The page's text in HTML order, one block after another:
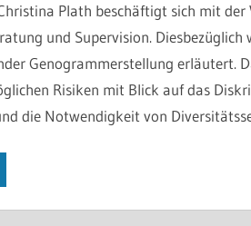
Plath beschäftigt sich mit
und Supervision.
Genogrammerstellung erläutert.
Risiken mit Blick auf das
die Notwendigkeit von